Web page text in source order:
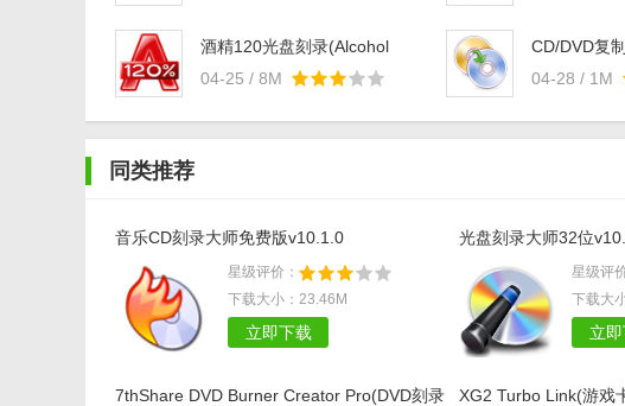
酒精120光盘刻录(Alcohol
04-25 / 8M
CD/DVD复
04-28 / 1M
同类推荐
音乐CD刻录大师免费版v10.1.0
星级评价：
下载大小：23.46M
立即下载
光盘刻录大师32位
星级评
下载大
立
7thShare DVD Burner Creator Pro(DVD刻录
XG2 Turbo Link(游戏